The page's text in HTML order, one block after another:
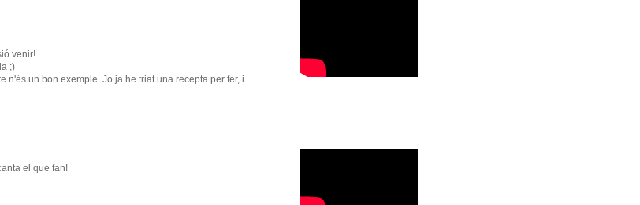
venir!
;)
n'és un bon exemple. Jo ja he triat una recepta per fer, i
el que fan!